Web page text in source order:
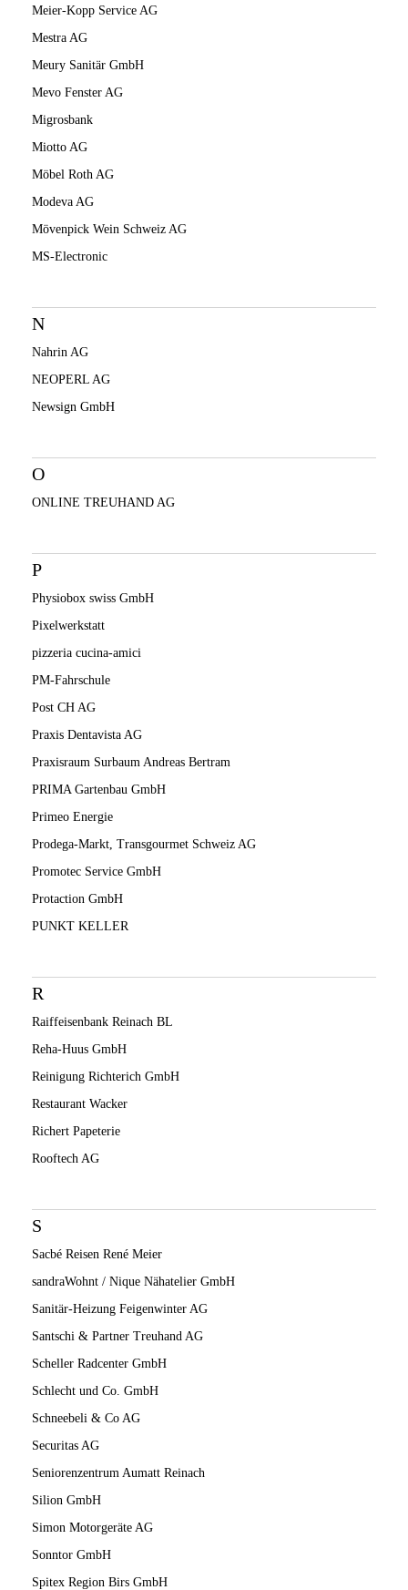
Meier-Kopp Service AG
Mestra AG
Meury Sanitär GmbH
Mevo Fenster AG
Migrosbank
Miotto AG
Möbel Roth AG
Modeva AG
Mövenpick Wein Schweiz AG
MS-Electronic
N
Nahrin AG
NEOPERL AG
Newsign GmbH
O
ONLINE TREUHAND AG
P
Physiobox swiss GmbH
Pixelwerkstatt
pizzeria cucina-amici
PM-Fahrschule
Post CH AG
Praxis Dentavista AG
Praxisraum Surbaum Andreas Bertram
PRIMA Gartenbau GmbH
Primeo Energie
Prodega-Markt, Transgourmet Schweiz AG
Promotec Service GmbH
Protaction GmbH
PUNKT KELLER
R
Raiffeisenbank Reinach BL
Reha-Huus GmbH
Reinigung Richterich GmbH
Restaurant Wacker
Richert Papeterie
Rooftech AG
S
Sacbé Reisen René Meier
sandraWohnt / Nique Nähatelier GmbH
Sanitär-Heizung Feigenwinter AG
Santschi & Partner Treuhand AG
Scheller Radcenter GmbH
Schlecht und Co. GmbH
Schneebeli & Co AG
Securitas AG
Seniorenzentrum Aumatt Reinach
Silion GmbH
Simon Motorgeräte AG
Sonntor GmbH
Spitex Region Birs GmbH